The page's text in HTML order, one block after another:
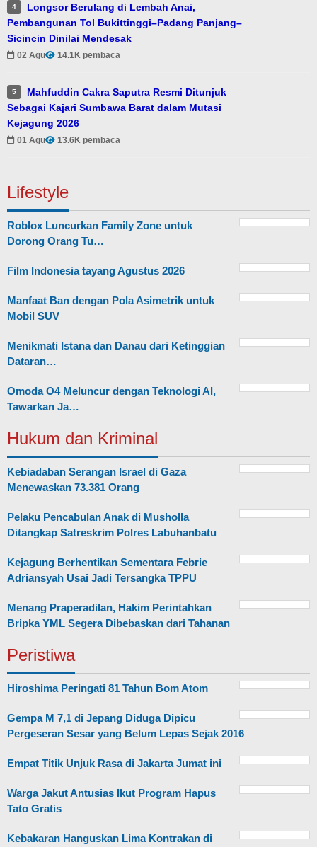
4
Longsor Berulang di Lembah Anai,
Pembangunan Tol Bukittinggi–Padang Panjang–
Sicincin Dinilai Mendesak
02 Agu 14.1K pembaca
5
Mahfuddin Cakra Saputra Resmi Ditunjuk
Sebagai Kajari Sumbawa Barat dalam Mutasi
Kejagung 2026
01 Agu 13.6K pembaca
Lifestyle
Roblox Luncurkan Family Zone untuk
Dorong Orang Tu…
Film Indonesia tayang Agustus 2026
Manfaat Ban dengan Pola Asimetrik untuk
Mobil SUV
Menikmati Istana dan Danau dari Ketinggian
Dataran…
Omoda O4 Meluncur dengan Teknologi AI,
Tawarkan Ja…
Hukum dan Kriminal
Kebiadaban Serangan Israel di Gaza
Menewaskan 73.381 Orang
Pelaku Pencabulan Anak di Musholla
Ditangkap Satreskrim Polres Labuhanbatu
Kejagung Berhentikan Sementara Febrie
Adriansyah Usai Jadi Tersangka TPPU
Menang Praperadilan, Hakim Perintahkan
Bripka YML Segera Dibebaskan dari Tahanan
Peristiwa
Hiroshima Peringati 81 Tahun Bom Atom
Gempa M 7,1 di Jepang Diduga Dipicu
Pergeseran Sesar yang Belum Lepas Sejak 2016
Empat Titik Unjuk Rasa di Jakarta Jumat ini
Warga Jakut Antusias Ikut Program Hapus
Tato Gratis
Kebakaran Hanguskan Lima Kontrakan di